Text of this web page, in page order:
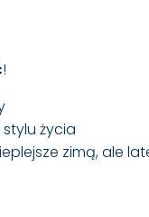
!
życia
zimą, ale